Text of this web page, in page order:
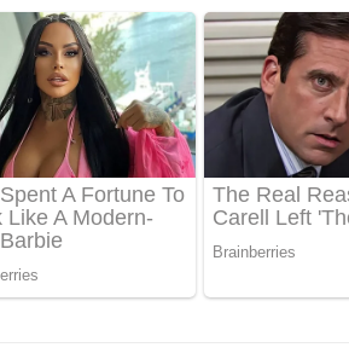
ගීතයේ පද පෙළ
ගීතයේ පද පෙළ
- තරු යායේ දිලෙනා ගීතයේ පද පෙළ
ඔව් මං සෝසා ගීතයේ පද පෙළ